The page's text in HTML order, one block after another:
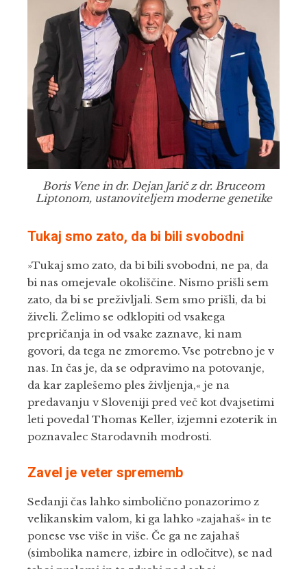
Boris Vene in dr. Dejan Jarič z dr. Bruceom
Liptonom, ustanoviteljem moderne genetike
Tukaj smo zato, da bi bili svobodni
»Tukaj smo zato, da bi bili svobodni, ne pa, da
bi nas omejevale okoliščine. Nismo prišli sem
zato, da bi se preživljali. Sem smo prišli, da bi
živeli. Želimo se odklopiti od vsakega
prepričanja in od vsake zaznave, ki nam
govori, da tega ne zmoremo. Vse potrebno je v
nas. In čas je, da se odpravimo na potovanje,
da kar zaplešemo ples življenja,« je na
predavanju v Sloveniji pred več kot dvajsetimi
leti povedal Thomas Keller, izjemni ezoterik in
poznavalec Starodavnih modrosti.
Zavel je veter sprememb
Sedanji čas lahko simbolično ponazorimo z
velikanskim valom, ki ga lahko »zajahaš« in te
ponese vse više in više. Če ga ne zajahaš
(simbolika namere, izbire in odločitve), se nad